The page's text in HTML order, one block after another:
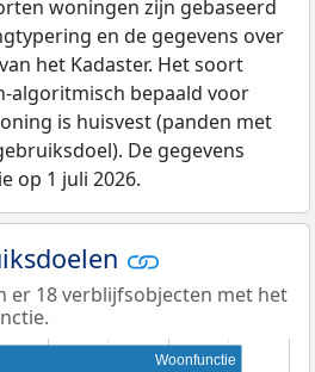
woningen zijn gebaseerd
en de gegevens over
het Kadaster. Het soort
algoritmisch bepaald voor
is huisvest (panden met
De gegevens
op 1 juli 2026.
er 18 verblijfsobjecten met het
Woonfunctie